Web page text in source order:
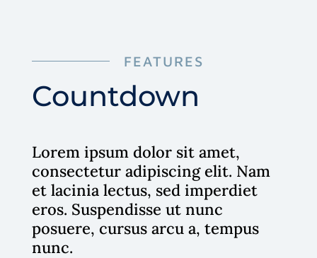
FEATURES
Countdown
Lorem ipsum dolor sit amet,
consectetur adipiscing elit. Nam
et lacinia lectus, sed imperdiet
eros. Suspendisse ut nunc
posuere, cursus arcu a, tempus
nunc.